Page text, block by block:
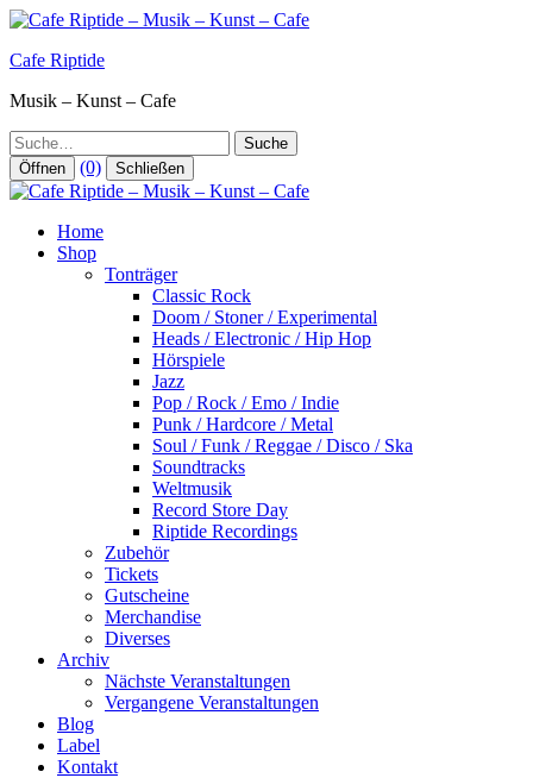
Zum
springen
Cafe Riptide
Musik – Kunst – Cafe
Suche
Öffnen (0) Schließen
Home
Shop
Tonträger
Classic Rock
Doom / Stoner / Experimental
Heads / Electronic / Hip Hop
Hörspiele
Jazz
Pop / Rock / Emo / Indie
Punk / Hardcore / Metal
Soul / Funk / Reggae / Disco / Ska
Soundtracks
Weltmusik
Record Store Day
Riptide Recordings
Zubehör
Tickets
Gutscheine
Merchandise
Diverses
Archiv
Nächste Veranstaltungen
Vergangene Veranstaltungen
Blog
Label
Kontakt